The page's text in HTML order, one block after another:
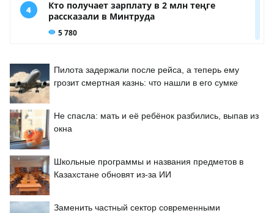
Пилота задержали после рейса, а теперь ему
грозит смертная казнь: что нашли в его сумке
Не спасла: мать и её ребёнок разбились, выпав из
окна
Школьные программы и названия предметов в
Казахстане обновят из-за ИИ
Заменить частный сектор современными